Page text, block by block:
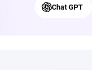
Chat GPT